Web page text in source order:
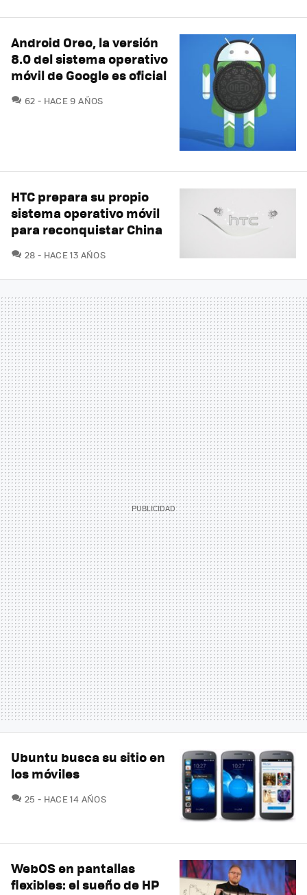
Android Oreo, la versión
8.0 del sistema operativo
móvil de Google es oficial
62 COMENTARIOS
HACE 9 AÑOS
HTC prepara su propio
sistema operativo móvil
para reconquistar China
28 COMENTARIOS
HACE 13 AÑOS
Ubuntu busca su sitio en
los móviles
25 COMENTARIOS
HACE 14 AÑOS
WebOS en pantallas
flexibles: el sueño de HP